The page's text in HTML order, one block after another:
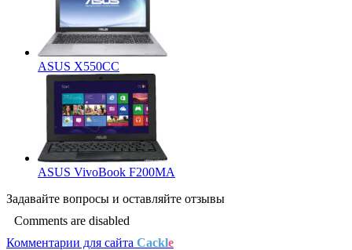
ASUS X550CC
ASUS VivoBook F200MA
Задавайте вопросы и оставляйте отзывы
Comments are disabled
Комментарии для сайта Cackle